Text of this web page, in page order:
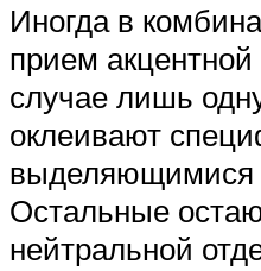
Иногда в
прием
случае лишь
оклеивают
выделяющимися
Остальные
нейтральной